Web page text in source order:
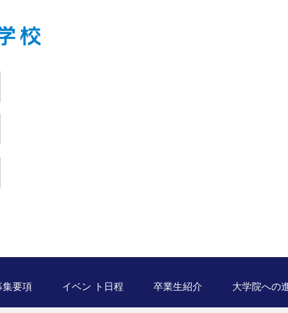
集要項 イベン ト日程 卒業生紹介 大学院への